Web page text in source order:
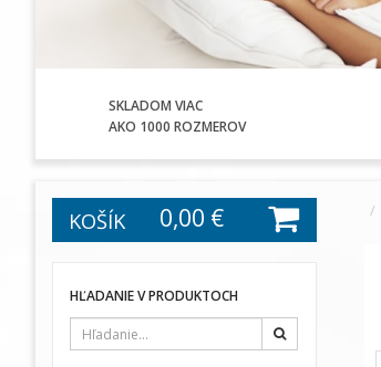
SKLADOM VIAC
AKO 1000 ROZMEROV
KOŠÍK 0,00 €
HĽADANIE V PRODUKTOCH